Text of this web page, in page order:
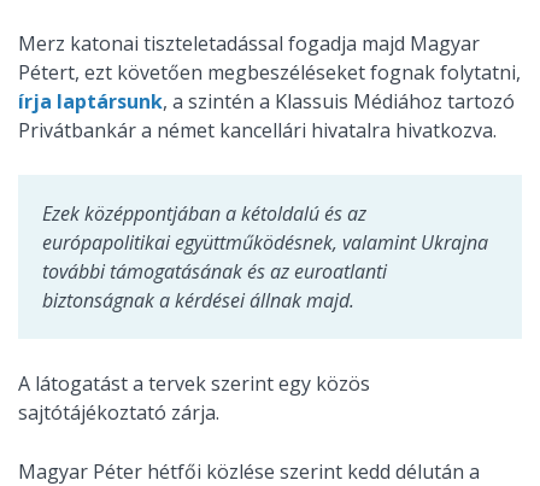
Merz katonai tiszteletadással fogadja majd Magyar
Pétert, ezt követően megbeszéléseket fognak folytatni,
írja laptársunk, a szintén a Klassuis Médiához tartozó
Privátbankár a német kancellári hivatalra hivatkozva.
Ezek középpontjában a kétoldalú és az
európapolitikai együttműködésnek, valamint Ukrajna
további támogatásának és az euroatlanti
biztonságnak a kérdései állnak majd.
A látogatást a tervek szerint egy közös
sajtótájékoztató zárja.
Magyar Péter hétfői közlése szerint kedd délután a